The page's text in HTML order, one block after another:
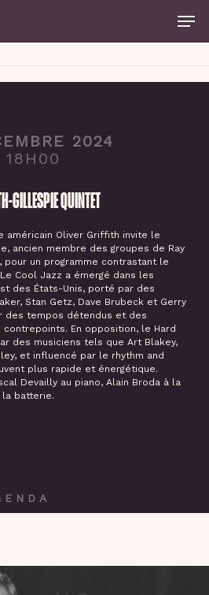
2024
18H00
GILLESPIE QUINTET
américain Oliver Griffith invite le
ancien membre des groupes de Ray
pour un programme contrastant le
Cool Jazz a émergé dans les
des États-Unis, porté par des
Stan Getz, Dave Brubeck et Gerry
des tempos détendus et des
contrepoints. En opposition, le Hard
des musiciens tels que Art Blakey,
et influencé par le rhythm and
plus rapide et énergétique.
Devailly au piano, Alain Broda à la
la batterie.
Close